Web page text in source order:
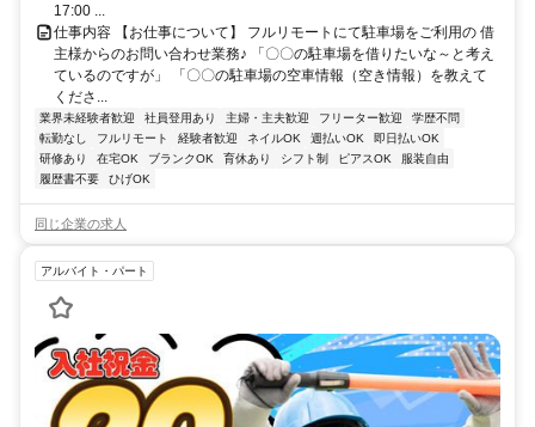
17:00 ...
仕事内容 【お仕事について】 フルリモートにて駐車場をご利用の 借
主様からのお問い合わせ業務♪ 「〇〇の駐車場を借りたいな～と考え
ているのですが」 「〇〇の駐車場の空車情報（空き情報）を教えて
くださ...
業界未経験者歓迎 社員登用あり 主婦・主夫歓迎 フリーター歓迎
学歴不問
転勤なし
フルリモート 経験者歓迎 ネイルOK 週払いOK
即日払いOK
研修あり
在宅OK ブランクOK 育休あり シフト制 ピアスOK
服装自由
履歴書不要
ひげOK
同じ企業の求人
アルバイト・パート